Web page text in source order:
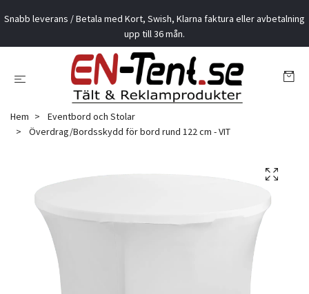
Snabb leverans / Betala med Kort, Swish, Klarna faktura eller avbetalning
upp till 36 mån.
Hem
Eventbord och Stolar
Överdrag/Bordsskydd för bord rund 122 cm - VIT